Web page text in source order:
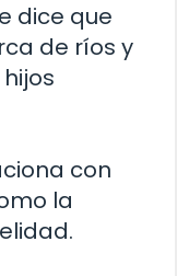
dice que
de ríos y
con
la